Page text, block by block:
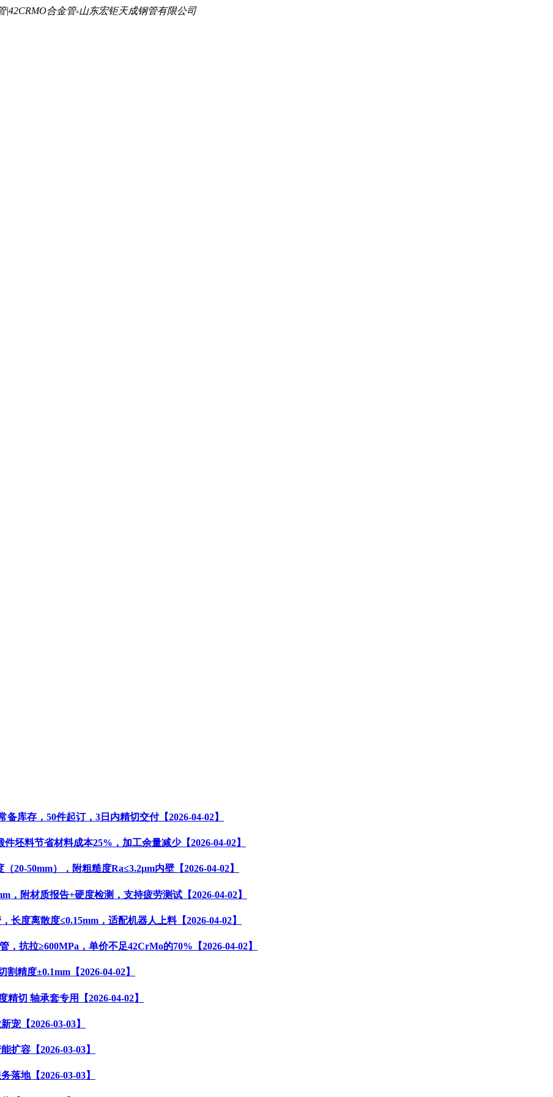
|42CRMO合金管-山东宏钜天成钢管有限公司
备库存，50件起订，3日内精切交付【2026-04-02】
坯料节省材料成本25%，加工余量减少【2026-04-02】
20-50mm），附粗糙度Ra≤3.2μm内壁 【2026-04-02】
，附材质报告+硬度检测，支持疲劳测试 【2026-04-02】
长度离散度≤0.15mm，适配机器人上料【2026-04-02】
，抗拉≥600MPa，单价不足42CrMo的70% 【2026-04-02】
割精度±0.1mm 【2026-04-02】
精切 轴承套专用 【2026-04-02】
宠 【2026-03-03】
扩容 【2026-03-03】
落地【2026-03-03】